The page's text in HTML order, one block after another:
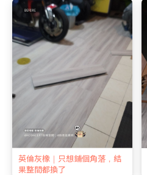
英倫灰橡｜只想鋪個角落，結
果整間都換了